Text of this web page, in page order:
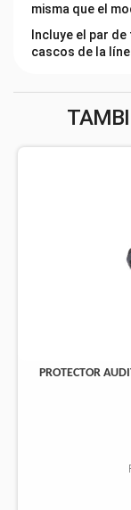
misma que el
Incluye el par
cascos de la
PROTECTOR